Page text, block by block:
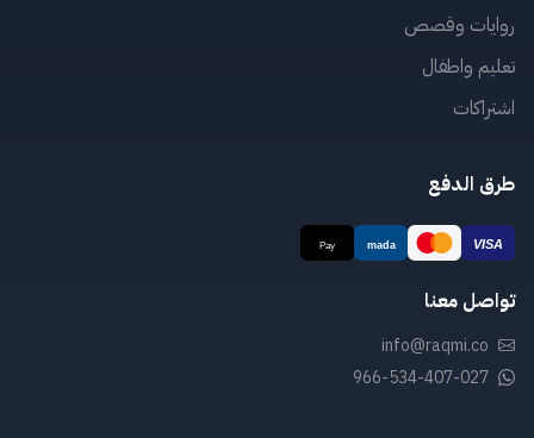
روايات وقصص
تعليم واطفال
اشتراكات
طرق الدفع
تواصل معنا
info@raqmi.co
966-534-407-027